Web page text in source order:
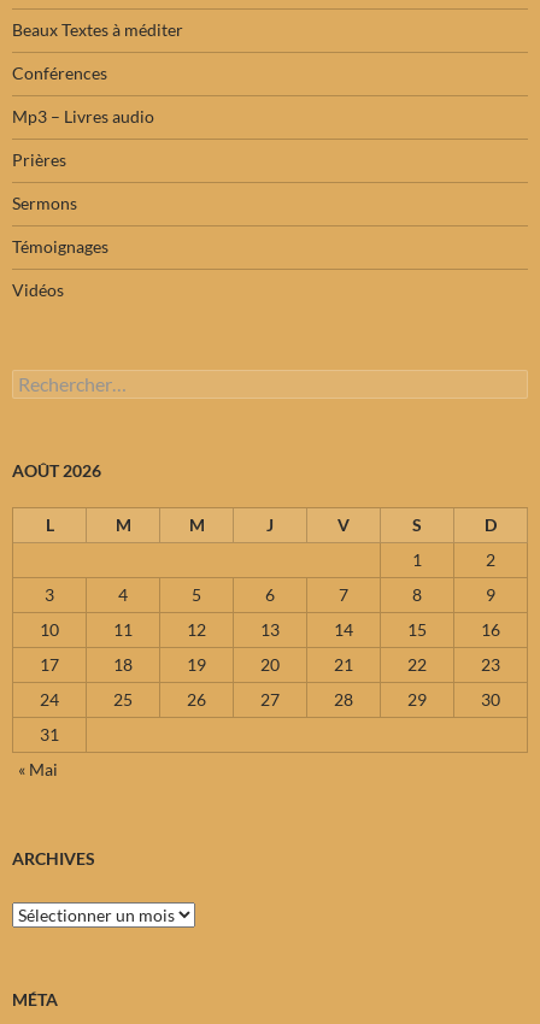
Beaux Textes à méditer
Conférences
Mp3 – Livres audio
Prières
Sermons
Témoignages
Vidéos
Rechercher :
AOÛT 2026
L M M J V S
D
1
2
3
4 5 6 7 8
9
10
11 12 13 14 15
16
17
18 19 20 21 22
23
24
25 26 27 28 29
30
31
« Mai
ARCHIVES
Archives
MÉTA